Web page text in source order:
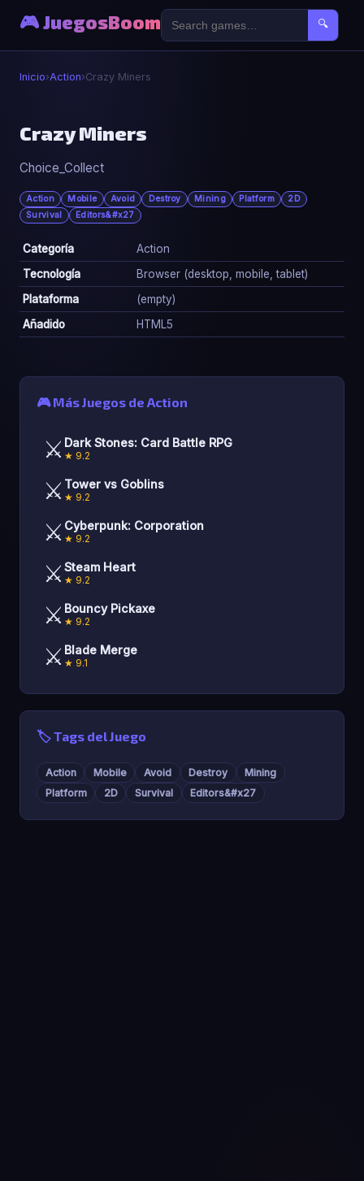
🎮 JuegosBoom 🔍
Inicio›Action›Crazy Miners
⚔️
Crazy Miners
▶ Jugar Ahora
Crazy Miners
Choice_Collect
Action Mobile Avoid Destroy Mining Platform
2D
Survival
Editors&#x27
Categoría
Action
Tecnología
Browser (desktop, mobile, tablet)
Plataforma
(empty)
Añadido
HTML5
🎮 Más Juegos de Action
⚔️ Dark Stones: Card Battle RPG
★ 9.2
⚔️ Tower vs Goblins
★ 9.2
⚔️ Cyberpunk: Corporation
★ 9.2
⚔️ Steam Heart
★ 9.2
⚔️ Bouncy Pickaxe
★ 9.2
⚔️ Blade Merge
★ 9.1
🏷️ Tags del Juego
Action Mobile Avoid Destroy
Mining
Platform
2D Survival Editors&#x27